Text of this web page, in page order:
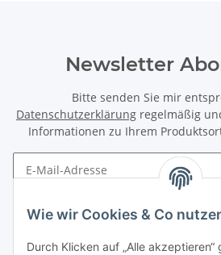
Wie wir Cookies & Co
Durch Klicken auf „Alle
Newsletter
Bitte senden Sie mir
Datenschutzerklärung regelmäßig
Informationen zu Ihrem